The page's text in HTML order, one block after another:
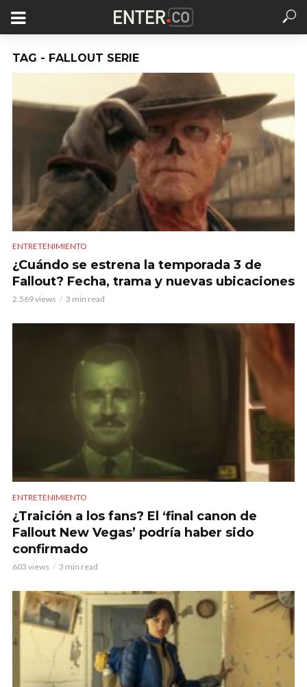
TAG - FALLOUT SERIE
ENTRETENIMIENTO
¿Cuándo se estrena la temporada 3 de
Fallout? Fecha, trama y nuevas ubicaciones
2.569 views 3 min read
ENTRETENIMIENTO
¿Traición a los fans? El ‘final canon de
Fallout New Vegas’ podría haber sido
confirmado
603 views 3 min read